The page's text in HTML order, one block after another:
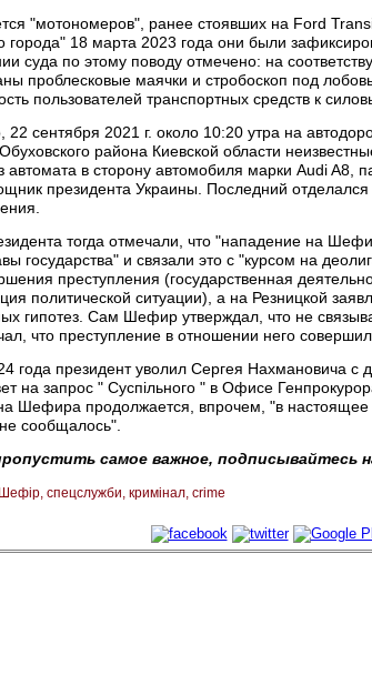
"мотономеров", ранее стоявших на Ford
города" 18 марта 2023 года они были
суда по этому поводу отмечено: на
проблесковые маячки и стробоскоп под
пользователей транспортных средств к
22 сентября 2021 г. около 10:20 утра на
района Киевской области
автомата в сторону автомобиля марки Audi A8,
президента Украины. Последний
тогда отмечали, что "нападение на
государства" и связали это с "курсом на
преступления (государственная
политической ситуации), а на Резницкой
гипотез. Сам Шефир утверждал, что не
что преступление в отношении него
года президент уволил Сергея Нахмановича с
на запрос " Суспільного " в Офисе
Шефира продолжается, впрочем, "в настоящее
сообщалось".
самое важное, подписывайтесь
спецслужби кримінал crime